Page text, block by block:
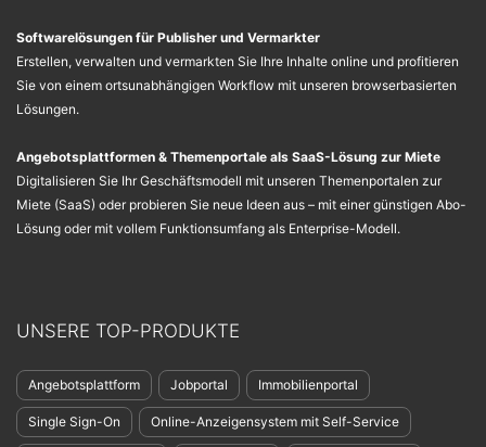
Softwarelösungen für Publisher und Vermarkter
Erstellen, verwalten und vermarkten Sie Ihre Inhalte online und profitieren
Sie von einem ortsunabhängigen Workflow mit unseren browserbasierten
Lösungen.
Angebotsplattformen & Themenportale als SaaS-Lösung zur Miete
Digitalisieren Sie Ihr Geschäftsmodell mit unseren Themenportalen zur
Miete (SaaS) oder probieren Sie neue Ideen aus – mit einer günstigen Abo-
Lösung oder mit vollem Funktionsumfang als Enterprise-Modell.
UNSERE TOP-PRODUKTE
Angebotsplattform Jobportal Immobilienportal
Single Sign-On Online-Anzeigensystem mit Self-Service